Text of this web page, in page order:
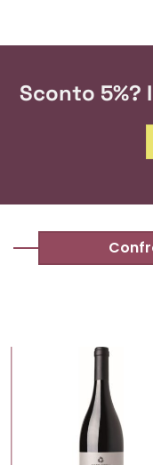
Sconto 5%?